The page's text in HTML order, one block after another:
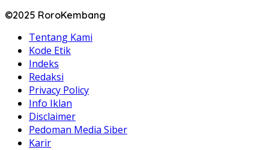
©2025 RoroKembang
Tentang Kami
Kode Etik
Indeks
Redaksi
Privacy Policy
Info Iklan
Disclaimer
Pedoman Media Siber
Karir